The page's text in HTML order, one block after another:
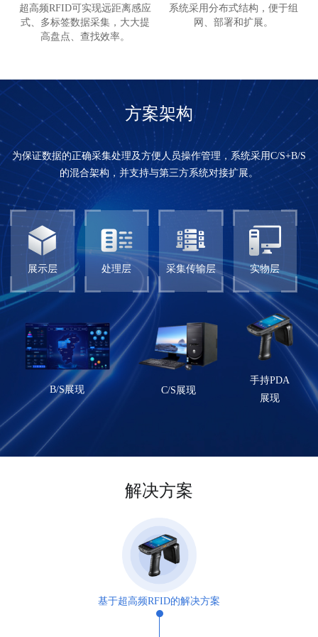
超高频RFID可实现远距离感应
式、多标签数据采集，大大提
高盘点、查找效率。
系统采用分布式结构，便于组
网、部署和扩展。
方案架构
为保证数据的正确采集处理及方便人员操作管理，系统采用C/S+B/S
的混合架构，并支持与第三方系统对接扩展。
展示层 处理层 采集传输层 实物层
B/S展现 C/S展现
手持PDA
展现
解决方案
基于超高频RFID的解决方案